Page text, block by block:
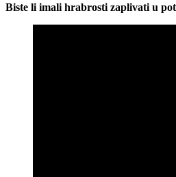
Biste li imali hrabrosti zaplivati u